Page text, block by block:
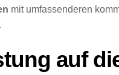
mit umfassenderen
auf